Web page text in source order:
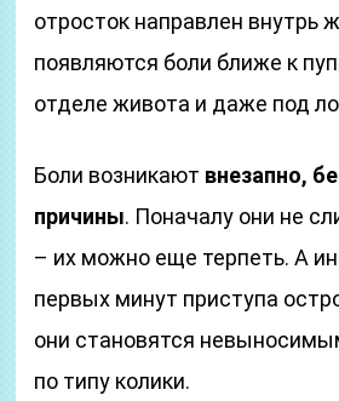
отросток направлен внутрь
появляются боли ближе к
отделе живота и даже под
Боли возникают внезапно,
причины. Поначалу они не
– их можно еще терпеть. А
первых минут приступа
они становятся
по типу колики.